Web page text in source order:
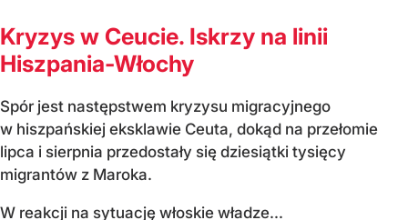
Kryzys w Ceucie. Iskrzy na linii
Hiszpania-Włochy
Spór jest następstwem kryzysu migracyjnego
w hiszpańskiej eksklawie Ceuta, dokąd na przełomie
lipca i sierpnia przedostały się dziesiątki tysięcy
migrantów z Maroka.
W reakcji na sytuację włoskie władze...